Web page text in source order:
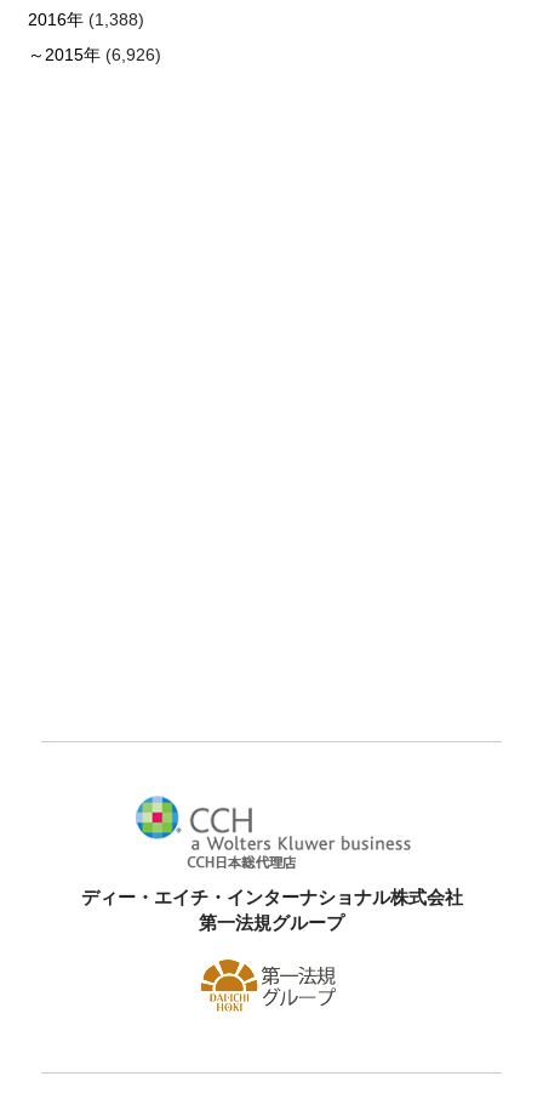
2016年(1,388)
～2015年(6,926)
ディー・エイチ・インターナショナル株式会社
第一法規グループ